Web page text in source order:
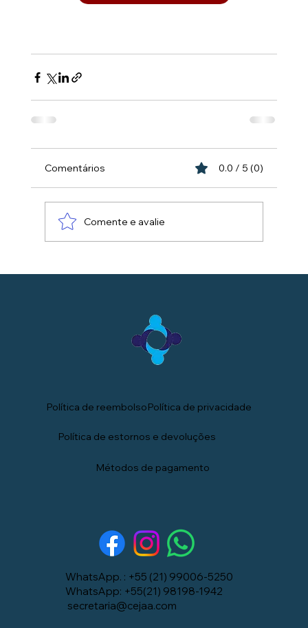
Comentários 0.0 / 5 (0)
Comente e avalie
Política de estornos e devoluções
Política de reembolsoPolítica de privacidade
Métodos de pagamento
WhatsApp. : +55 (21) 99006-5250
WhatsApp: +55(21) 98198-1942
secretaria@cejaa.com